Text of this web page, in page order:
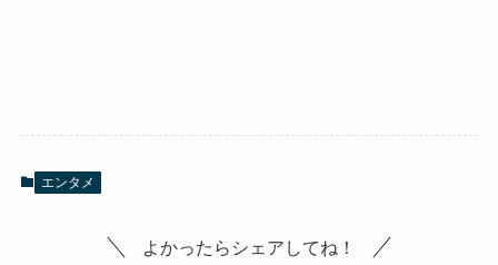
エンタメ
よかったらシェアしてね！